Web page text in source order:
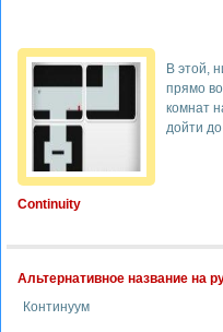
Continuity
В этой,
прямо
комнат
дойти
Альтернативное название на
Континуум